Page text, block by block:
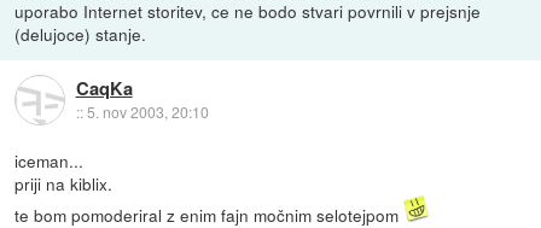
uporabo Internet storitev, ce ne bodo stvari povrnili v prejsnje
(delujoce) stanje.
CaqKa
::5. nov 2003, 20:10
iceman...
priji na kiblix.
te bom pomoderiral z enim fajn močnim selotejpom